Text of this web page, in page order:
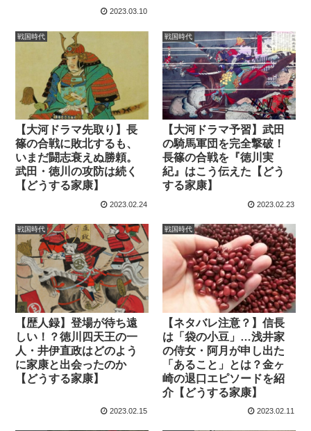
2023.03.10
戦国時代
【大河ドラマ先取り】長
篠の合戦に敗北するも、
いまだ闘志衰えぬ勝頼。
武田・徳川の攻防は続く
【どうする家康】
2023.02.24
戦国時代
【大河ドラマ予習】武田
の騎馬軍団を完全撃破！
長篠の合戦を『徳川実
紀』はこう伝えた【どう
する家康】
2023.02.23
戦国時代
【歴人録】登場が待ち遠
しい！？徳川四天王の一
人・井伊直政はどのよう
に家康と出会ったのか
【どうする家康】
2023.02.15
戦国時代
【ネタバレ注意？】信長
は「袋の小豆」…浅井家
の侍女・阿月が申し出た
「あること」とは？金ヶ
崎の退口エピソードを紹
介【どうする家康】
2023.02.11